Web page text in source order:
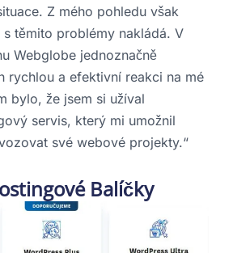
Z mého pohledu však
těmito problémy nakládá. V
Webglobe jednoznačně
rychlou a efektivní reakci na mé
bylo, že jsem si užíval
servis, který mi umožnil
své webové projekty.“
Balíčky